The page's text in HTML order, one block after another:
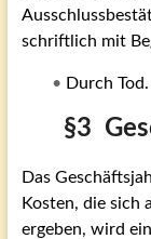
schriftlich mit
• Durch Tod.
§3
Das
Kosten, die sich
ergeben, wird